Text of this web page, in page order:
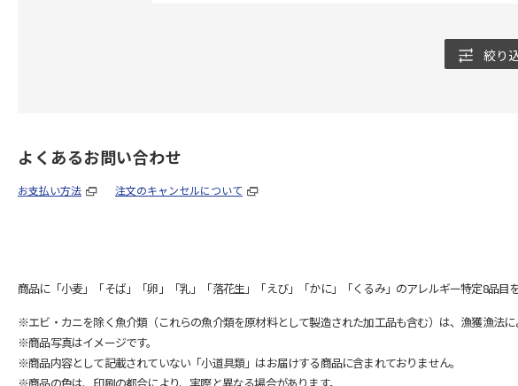
絞り
よくあるお問い合わせ
お支払い方法 注文のキャンセルについて
商品に「小麦」「そば」「卵」「乳」「落花生」「えび」「かに」「くるみ」のアレルギー特定8品目
※エビ・カニを除く魚介類（これらの魚介類を原材料として製造された加工品も含む）は、漁獲漁法
※商品写真はイメージです。
※商品内容として記載されていない「小道具類」はお届けする商品に含まれておりません。